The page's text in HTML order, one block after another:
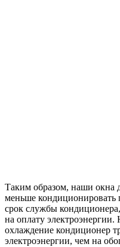
Таким образом, наши окна
меньше кондиционировать
срок службы
на оплату электроэнергии.
охлаждение кондиционер
электроэнергии, чем на